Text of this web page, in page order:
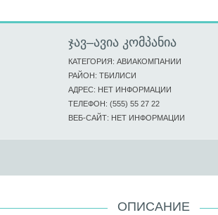
ᲯᲐᲕ–ᲐᲕᲘᲐ ᲙᲝᲛᲞᲐᲜᲘᲐ
КАТЕГОРИЯ: АВИАКОМПАНИИ
РАЙОН: ТБИЛИСИ
АДРЕС: НЕТ ИНФОРМАЦИИ
ТЕЛЕФОН: (555) 55 27 22
ВЕБ-САЙТ: НЕТ ИНФОРМАЦИИ
ОПИСАНИЕ